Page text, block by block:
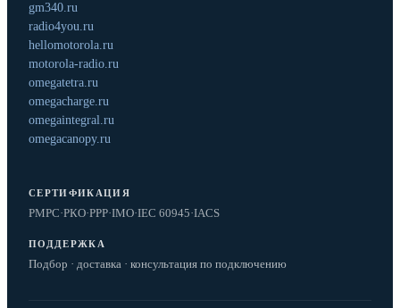
gm340.ru
radio4you.ru
hellomotorola.ru
motorola-radio.ru
omegatetra.ru
omegacharge.ru
omegaintegral.ru
omegacanopy.ru
СЕРТИФИКАЦИЯ
РМРС·РКО·РРР·IMO·IEC 60945·IACS
ПОДДЕРЖКА
Подбор · доставка · консультация по подключению